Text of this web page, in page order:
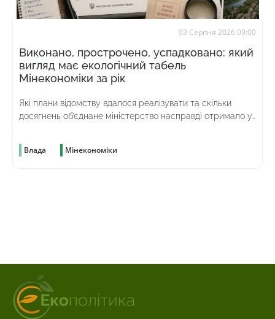
03 Серпня 2026 09:00
Виконано, прострочено, успадковано: який
вигляд має екологічний табель
Мінекономіки за рік
Які плани відомству вдалося реалізувати та скільки
досягнень об’єднане міністерство насправді отримало у
Влада Мінекономіки